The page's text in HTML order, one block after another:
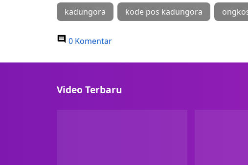
kadungora kode pos kadungora
0 Komentar
Video Terbaru